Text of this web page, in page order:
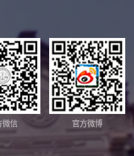
微信 官方微博